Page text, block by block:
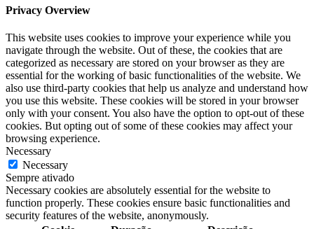
Privacy Overview
This website uses cookies to improve your experience while you
navigate through the website. Out of these, the cookies that are
categorized as necessary are stored on your browser as they are
essential for the working of basic functionalities of the website. We
also use third-party cookies that help us analyze and understand how
you use this website. These cookies will be stored in your browser
only with your consent. You also have the option to opt-out of these
cookies. But opting out of some of these cookies may affect your
browsing experience.
Necessary
Necessary
Sempre ativado
Necessary cookies are absolutely essential for the website to
function properly. These cookies ensure basic functionalities and
security features of the website, anonymously.